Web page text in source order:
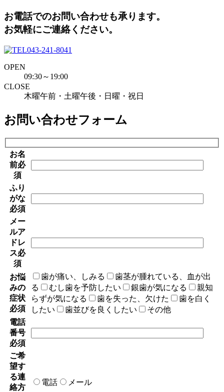
お電話でのお問い合わせも承ります。
お気軽にご連絡ください。
043-241-8041
OPEN
09:30～19:00
CLOSE
木曜午前・土曜午後・日曜・祝日
お問い合わせフォーム
お名
前必
須
ふり
がな
必須
メー
ルア
ドレ
ス必
須
お悩
みの
症状
必須
歯が痛い、しみる
歯茎が腫れている、血が出
る
むし歯を予防したい 銀歯が気になる
親知
らずが気になる
歯を失った、欠けた
歯を白く
したい
歯並びを良くしたい
その他
電話
番号
必須
ご希
望す
る連
絡方
電話 メール